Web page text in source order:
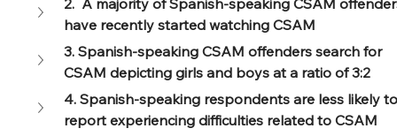
have recently started watching CSAM
3. Spanish-speaking CSAM offenders search for
CSAM depicting girls and boys at a ratio of 3:2
4. Spanish-speaking respondents are less likely
report experiencing difficulties related to CSAM